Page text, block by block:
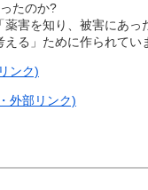
たのか?
害を知り、被害にあ
る」ために作られてい
ンク)
外部リンク)